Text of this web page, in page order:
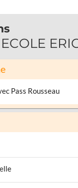
Pass Rousseau